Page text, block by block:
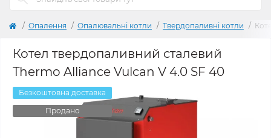
Опалення Опалювальні котли Твердопаливні котли
Котел твердопаливний сталевий
Thermo Alliance Vulcan V 4.0 SF 40
Безкоштовна доставка
Продано